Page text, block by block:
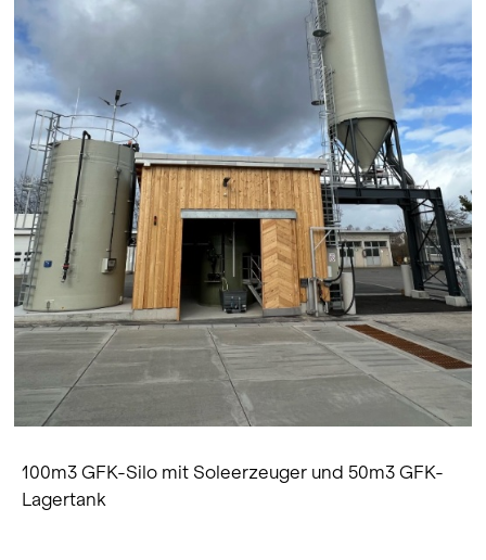
100m3 GFK-Silo mit Soleerzeuger und 50m3 GFK-
Lagertank